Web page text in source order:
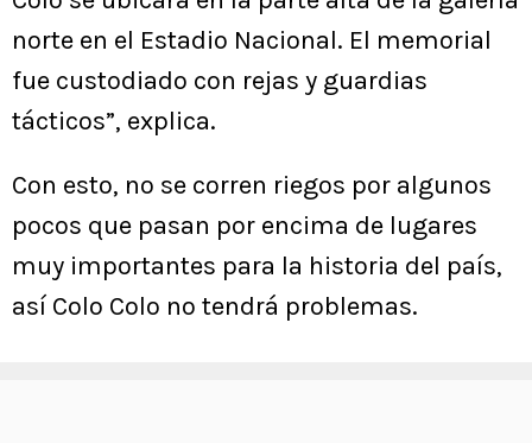
norte en el Estadio Nacional. El memorial
fue custodiado con rejas y guardias
tácticos”, explica.
Con esto, no se corren riegos por algunos
pocos que pasan por encima de lugares
muy importantes para la historia del país,
así Colo Colo no tendrá problemas.